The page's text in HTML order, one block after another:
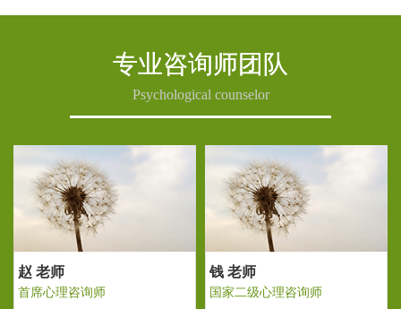
专业咨询师团队
Psychological counselor
老师
二级心理咨询师
赵 老师
首席心理咨询师
Previous